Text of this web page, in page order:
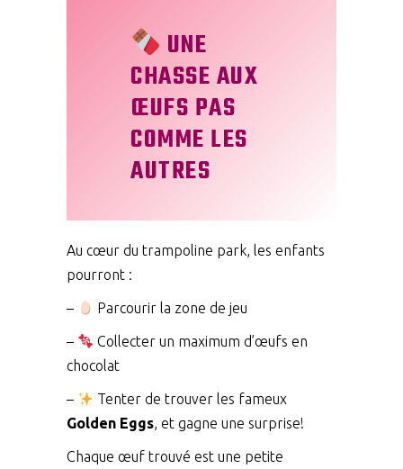
UNE
CHASSE AUX
ŒUFS PAS
COMME LES
AUTRES
Au cœur du trampoline park, les enfants
pourront :
– Parcourir la zone de jeu
–
Collecter un maximum d’œufs en
chocolat
–
Tenter de trouver les fameux
Golden Eggs, et gagne une surprise!
Chaque œuf trouvé est une petite